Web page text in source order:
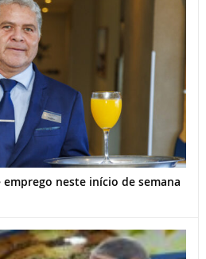
emprego neste início de semana